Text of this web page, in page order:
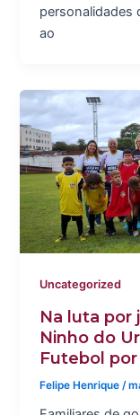
personalidades
ao
Uncategorized
Na luta por
Ninho do
Futebol
Felipe Henrique /